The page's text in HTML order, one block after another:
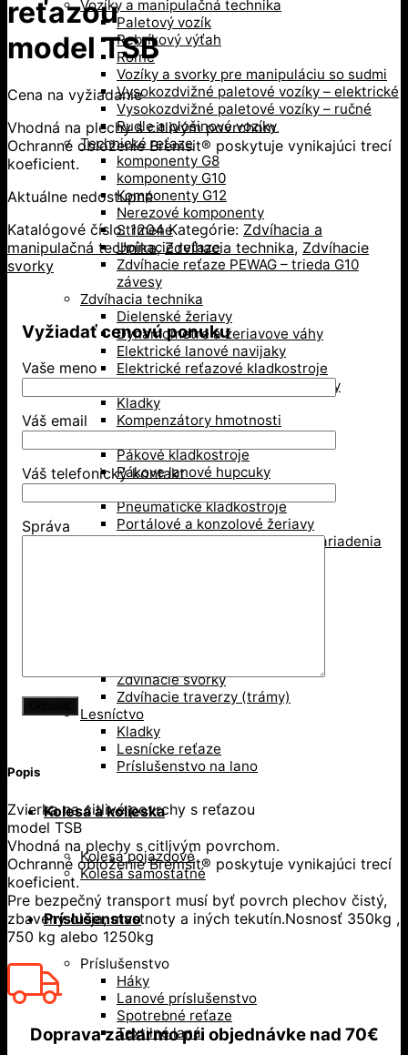
Vozíky a manipulačná technika
Paletový vozík
Rebríkový výťah
Roľne
Vozíky a svorky pre manipuláciu so sudmi
Vysokozdvižné paletové vozíky – elektrické
Vysokozdvižné paletové vozíky – ručné
Rudle a plošinové vozíky
Technické reťaze
komponenty G8
komponenty G10
Komponenty G12
Nerezové komponenty
Strmene
Upínacie reťaze
Zdvíhacie reťaze PEWAG – trieda G10
závesy
Zdvíhacia technika
Dielenské žeriavy
Dynamometre a žeriavove váhy
Elektrické lanové navijaky
Elektrické reťazové kladkostroje
Hrebeňové a hydraulické zdviháky
Kladky
Kompenzátory hmotnosti
Mačka, pojazd žeriava
Pákové kladkostroje
Pákove lanové hupcuky
Paletové vidly
Pneumatické kladkostroje
Portálové a konzolové žeriavy
Prísavky a Vakuové zdvíhacie zariadenia
Zdvíhacie svorky
Zdvíhacie traverzy (trámy)
Lesníctvo
Kladky
Lesnícke reťaze
Príslušenstvo na lano
Kolesá a kolieska
Kolesá pojazdové
Kolesá samostatné
Príslušenstvo
Príslušenstvo
Háky
Lanové príslušenstvo
Spotrebné reťaze
Textilné laná
reťazou
model TSB
Cena na vyžiadanie
Vhodná na plechy s citlivým povrchom.
Ochranné obloženie Bremsit® poskytuje vynikajúci trecí
koeficient.
Aktuálne nedostupné
Katalógové číslo:1204 Kategórie: Zdvíhacia a
manipulačná technika,Zdvíhacia technika, Zdvíhacie
svorky
Vyžiadať cenovú ponuku
Vaše meno
Váš email
Váš telefonický kontakt
Správa
Popis
Zvierka na citlivé povrchy s reťazou
model TSB
Vhodná na plechy s citlivým povrchom.
Ochranné obloženie Bremsit® poskytuje vynikajúci trecí
koeficient.
Pre bezpečný transport musí byť povrch plechov čistý,
zbavený oleja, mastnoty a iných tekutín.Nosnosť 350kg ,
750 kg alebo 1250kg
Doprava zadarmopri objednávke nad 70€